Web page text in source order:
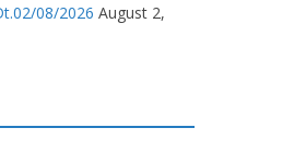
08/2026 August 2,